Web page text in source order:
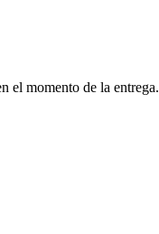
el momento de la entrega.